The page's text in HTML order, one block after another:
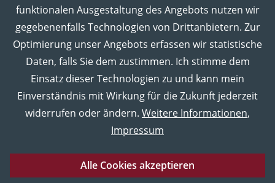
Eberhard Karls Universität Tübingen Impressum
funktionalen Ausgestaltung des Angebots nutzen wir
gegebenenfalls Technologien von Drittanbietern. Zur
Optimierung unser Angebots erfassen wir statistische
Daten, falls Sie dem zustimmen. Ich stimme dem
Einsatz dieser Technologien zu und kann mein
Einverständnis mit Wirkung für die Zukunft jederzeit
widerrufen oder ändern. Weitere Informationen,
Impressum
Alle Cookies akzeptieren